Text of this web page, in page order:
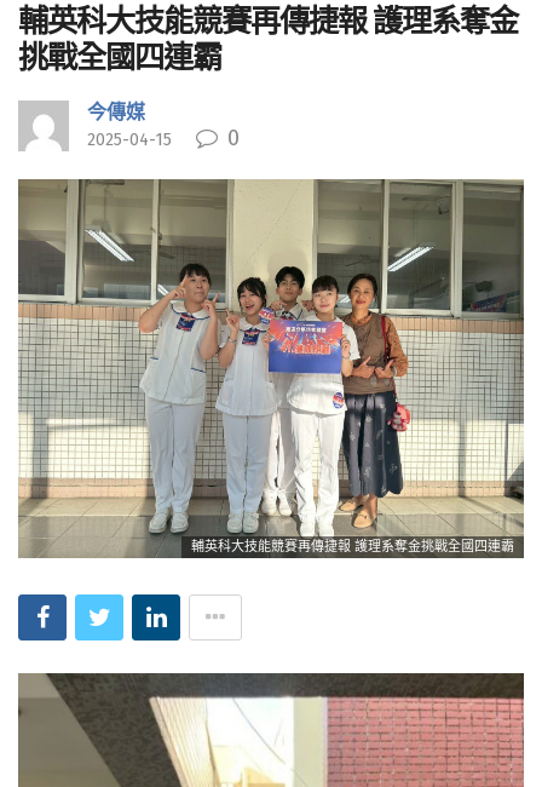
輔英科大技能競賽再傳捷報 護理系奪金
挑戰全國四連霸
今傳媒
2025-04-15 0
輔英科大技能競賽再傳捷報 護理系奪金挑戰全國四連霸